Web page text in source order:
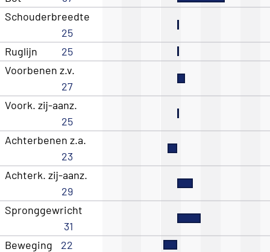
Schouderbreedte
25
Ruglijn
25
Voorbenen z.v.
27
Voork. zij-aanz.
25
Achterbenen z.a.
23
Achterk. zij-aanz.
29
Spronggewricht
31
Beweging
22